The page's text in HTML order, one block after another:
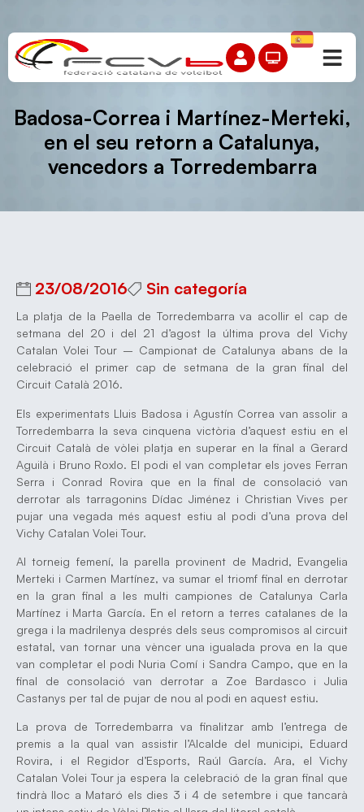
Badosa-Correa i Martínez-Merteki,
en el seu retorn a Catalunya,
vencedors a Torredembarra
23/08/2016 Sin categoría
La platja de la Paella de Torredembarra va acollir el cap de
setmana del 20 i del 21 d’agost la última prova del Vichy
Catalan Volei Tour – Campionat de Catalunya abans de la
celebració el primer cap de setmana de la gran final del
Circuit Català 2016.
Els experimentats Lluis Badosa i Agustín Correa van assolir a
Torredembarra la seva cinquena victòria d’aquest estiu en el
Circuit Català de vòlei platja en superar en la final a Gerard
Aguilà i Bruno Roxlo. El podi el van completar els joves Ferran
Serra i Conrad Rovira que en la final de consolació van
derrotar als tarragonins Dídac Jiménez i Christian Vives per
pujar una vegada més aquest estiu al podi d’una prova del
Vichy Catalan Volei Tour.
Al torneig femení, la parella provinent de Madrid, Evangelia
Merteki i Carmen Martínez, va sumar el triomf final en derrotar
en la gran final a les multi campiones de Catalunya Carla
Martínez i Marta García. En el retorn a terres catalanes de la
grega i la madrilenya després dels seus compromisos al circuit
estatal, van tornar una vèncer una igualada prova en la que
van completar el podi Nuria Comí i Sandra Campo, que en la
final de consolació van derrotar a Zoe Bardasco i Julia
Castanys per tal de pujar de nou al podi en aquest estiu.
La prova de Torredembarra va finalitzar amb l’entrega de
premis a la qual van assistir l’Alcalde del municipi, Eduard
Rovira, i el Regidor d’Esports, Raúl García. Ara, el Vichy
Catalan Volei Tour ja espera la celebració de la gran final que
tindrà lloc a Mataró els dies 3 i 4 de setembre i que tancarà